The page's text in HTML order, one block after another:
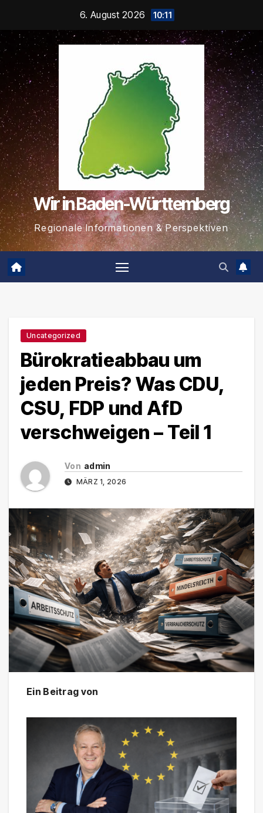
springen
6. August 2026 10:11
Wir in Baden-Württemberg
Regionale Informationen & Perspektiven
Uncategorized
Bürokratieabbau um
jeden Preis? Was CDU,
CSU, FDP und AfD
verschweigen – Teil 1
Von admin
MÄRZ 1, 2026
Ein Beitrag von